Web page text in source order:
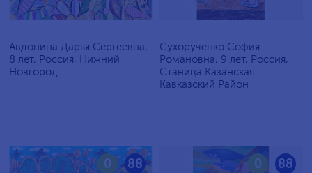
Авдонина Дарья Сергеевна,
8 лет, Россия, Нижний
Новгород
Сухорученко София
Романовна, 9 лет, Россия,
Станица Казанская
Кавказский Район
88
0 88
0